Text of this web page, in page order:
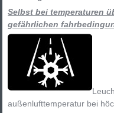
Selbst bei temperaturen
gefährlichen
außenlufttemperatur bei